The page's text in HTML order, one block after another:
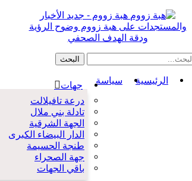
هبة زووم - جديد الأخبار
والمستجدات على هبة زووم وضوح الرؤية
ودقة الهدف الصحفي
الرئيسية سياسة
جهات
درعة تافيلالت
تادلة بني ملال
الجهة الشرقية
الدار البيضاء الكبرى
طنجة الحسيمة
جهة الصحراء
باقي الجهات